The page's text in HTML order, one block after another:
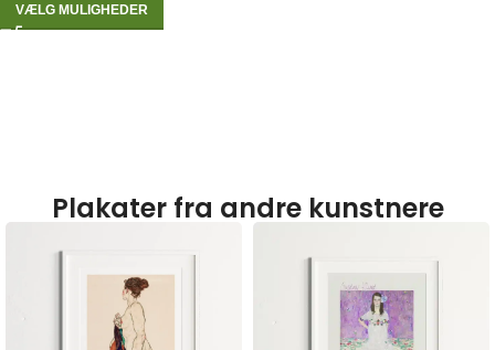
VÆLG MULIGHEDER
Plakater fra andre kunstnere